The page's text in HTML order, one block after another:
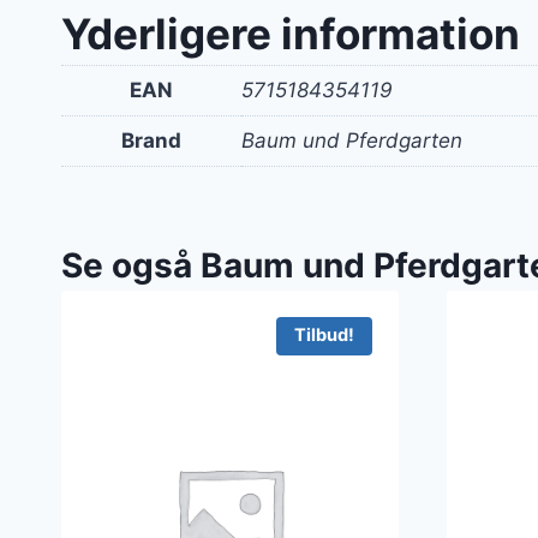
Yderligere information
EAN 5715184354119
Brand Baum und Pferdgarten
Se også Baum und
Tilbud!